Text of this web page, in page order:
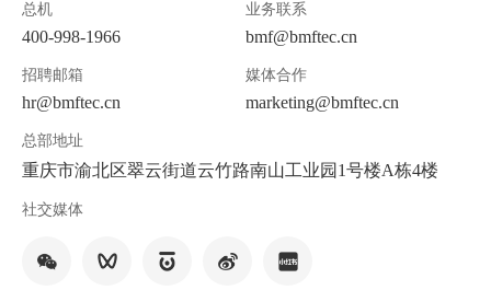
总机
400-998-1966
业务联系
bmf@bmftec.cn
招聘邮箱
hr@bmftec.cn
媒体合作
marketing@bmftec.cn
总部地址
重庆市渝北区翠云街道云竹路南山工业园1号楼A栋4楼
社交媒体